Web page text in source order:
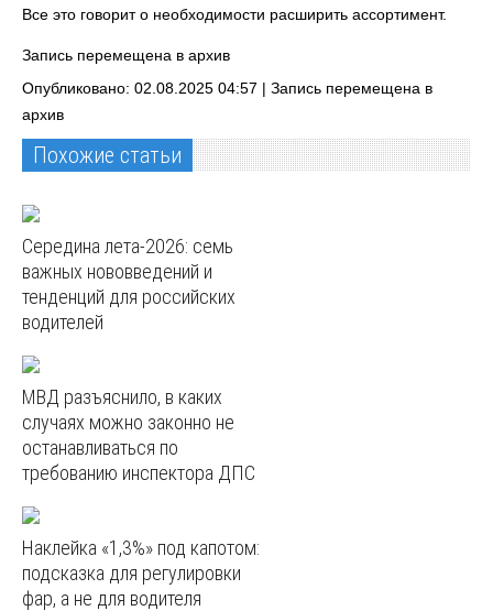
Все это говорит о необходимости расширить ассортимент.
Запись перемещена в архив
Опубликовано: 02.08.2025 04:57 | Запись перемещена в
архив
Похожие статьи
Середина лета-2026: семь
важных нововведений и
тенденций для российских
водителей
МВД разъяснило, в каких
случаях можно законно не
останавливаться по
требованию инспектора ДПС
Наклейка «1,3%» под капотом:
подсказка для регулировки
фар, а не для водителя